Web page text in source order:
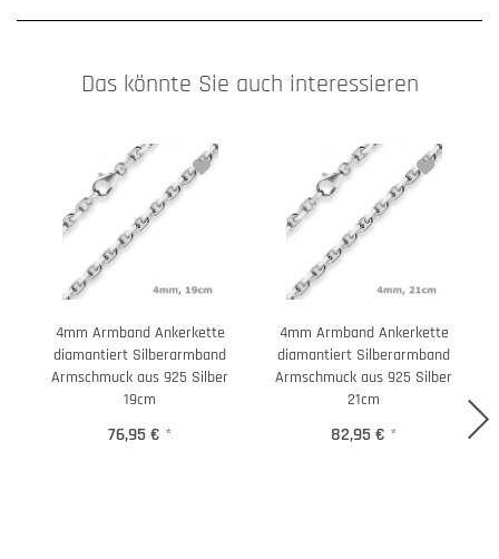
Das könnte Sie auch interessieren
4mm Armband Ankerkette
diamantiert Silberarmband
Armschmuck aus 925 Silber
19cm
76,95 € *
4mm Armband Ankerkette
diamantiert Silberarmband
Armschmuck aus 925 Silber
21cm
82,95 € *